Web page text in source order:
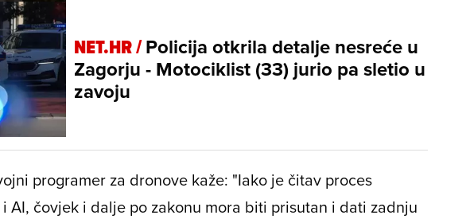
NET.HR /Policija otkrila detalje nesreće u
Zagorju - Motociklist (33) jurio pa sletio u
zavoju
programer za dronove kaže: "Iako je čitav proces
AI, čovjek i dalje po zakonu mora biti prisutan i dati zadnju